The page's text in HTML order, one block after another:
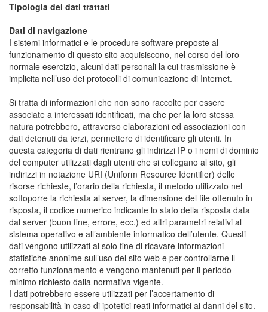
Tipologia dei dati trattati
Dati di navigazione
I sistemi informatici e le procedure software preposte al
funzionamento di questo sito acquisiscono, nel corso del loro
normale esercizio, alcuni dati personali la cui trasmissione è
implicita nell’uso dei protocolli di comunicazione di Internet.
Si tratta di informazioni che non sono raccolte per essere
associate a interessati identificati, ma che per la loro stessa
natura potrebbero, attraverso elaborazioni ed associazioni con
dati detenuti da terzi, permettere di identificare gli utenti. In
questa categoria di dati rientrano gli indirizzi IP o i nomi di dominio
del computer utilizzati dagli utenti che si collegano al sito, gli
indirizzi in notazione URI (Uniform Resource Identifier) delle
risorse richieste, l’orario della richiesta, il metodo utilizzato nel
sottoporre la richiesta al server, la dimensione del file ottenuto in
risposta, il codice numerico indicante lo stato della risposta data
dal server (buon fine, errore, ecc.) ed altri parametri relativi al
sistema operativo e all’ambiente informatico dell’utente. Questi
dati vengono utilizzati al solo fine di ricavare informazioni
statistiche anonime sull’uso del sito web e per controllarne il
corretto funzionamento e vengono mantenuti per il periodo
minimo richiesto dalla normativa vigente.
I dati potrebbero essere utilizzati per l’accertamento di
responsabilità in caso di ipotetici reati informatici ai danni del sito.